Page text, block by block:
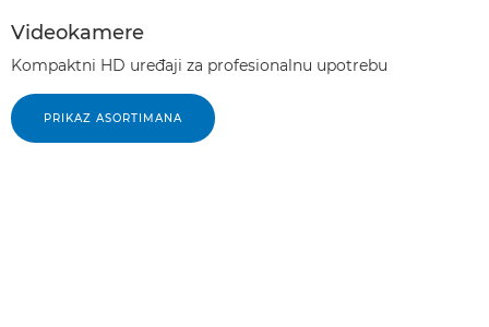
Videokamere
Kompaktni HD uređaji za profesionalnu upotrebu
PRIKAZ ASORTIMANA